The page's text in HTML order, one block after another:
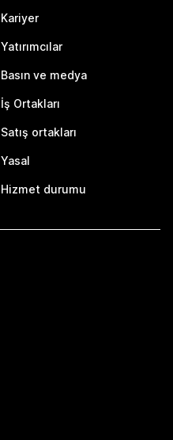
Kariyer
Yatırımcılar
Basın ve medya
İş Ortakları
Satış ortakları
Yasal
Hizmet durumu